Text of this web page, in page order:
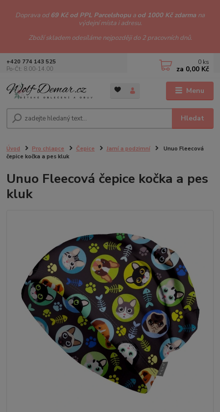
Doprava od69 Kč od PPL Parcelshopu a od 1000 Kč zdarma na
výdejní místa i adresu.
Zboží skladem odesíláme nejpozději do 2 pracovních dnů.
Menu
Hledat
+420 774 143 525
Po-Čt: 8.00-14.00
0 ks
za 0,00 Kč
Úvod Pro chlapce Čepice Jarní a podzimní
Unuo Fleecová
čepice kočka a pes kluk
Unuo Fleecová čepice kočka a pes
kluk